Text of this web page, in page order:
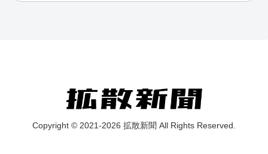
Copyright © 2021-2026 拡散新聞 All Rights Reserved.